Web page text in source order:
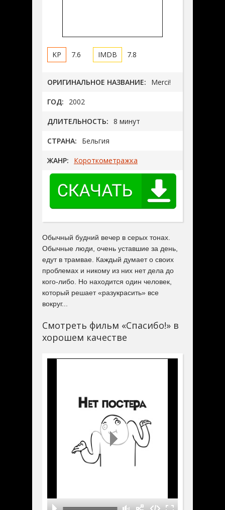
7.6 7.8
ОРИГИНАЛЬНОЕ НАЗВАНИЕ: Merci!
ГОД: 2002
ДЛИТЕЛЬНОСТЬ: 8 минут
СТРАНА: Бельгия
ЖАНР: Короткометражка
Обычный будний вечер в серых тонах.
Обычные люди, очень уставшие за день,
едут в трамвае. Каждый думает о своих
проблемах и никому из них нет дела до
кого-либо. Но находится один человек,
который решает «разукрасить» все
вокруг...
Смотреть фильм «Спасибо!» в
хорошем качестве